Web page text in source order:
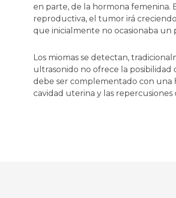
en parte, de la hormona femenina.
reproductiva, el tumor irá
que inicialmente no ocasionaba
Los miomas se detectan,
ultrasonido no ofrece la
debe ser complementado con una
cavidad uterina y las